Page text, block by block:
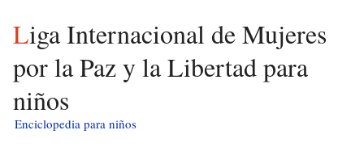
Liga Internacional de Mujeres
por la Paz y la Libertad para
niños
Enciclopedia para niños